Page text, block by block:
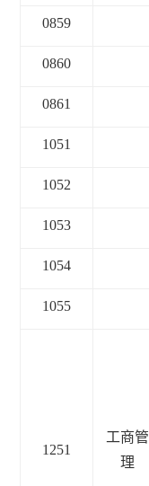
0859
0860
0861
1051
1052
1053
1054
1055
1251
工商管
理